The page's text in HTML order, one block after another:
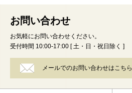
お問い合わせ
お気軽にお問い合わせください。
受付時間 10:00-17:00 [ 土・日・祝日除く ]
メールでのお問い合わせはこちら